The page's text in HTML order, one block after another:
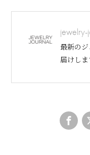
jewelry-
最新の
届けしま